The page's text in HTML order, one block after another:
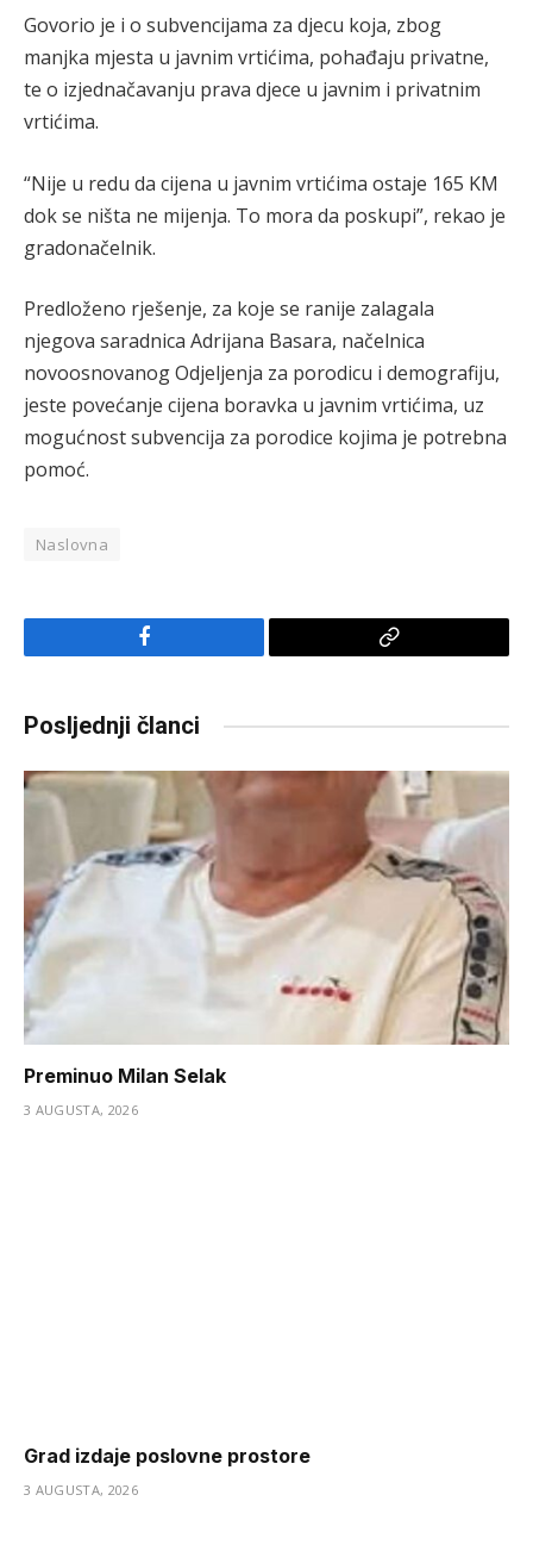
Govorio je i o subvencijama za djecu koja, zbog
manjka mjesta u javnim vrtićima, pohađaju privatne,
te o izjednačavanju prava djece u javnim i privatnim
vrtićima.
“Nije u redu da cijena u javnim vrtićima ostaje 165 KM
dok se ništa ne mijenja. To mora da poskupi”, rekao je
gradonačelnik.
Predloženo rješenje, za koje se ranije zalagala
njegova saradnica Adrijana Basara, načelnica
novoosnovanog Odjeljenja za porodicu i demografiju,
jeste povećanje cijena boravka u javnim vrtićima, uz
mogućnost subvencija za porodice kojima je potrebna
pomoć.
Naslovna
Facebook
Copy
Posljednji članci
Preminuo Milan Selak
3 AUGUSTA, 2026
Grad izdaje poslovne prostore
3 AUGUSTA, 2026